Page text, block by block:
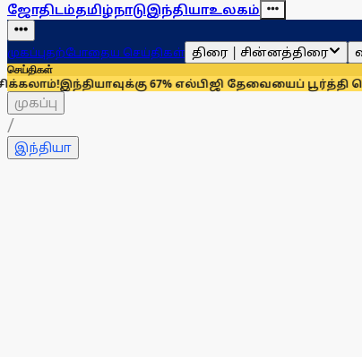
ஜோதிடம்தமிழ்நாடுஇந்தியாஉலகம்
முகப்புதற்போதைய செய்திகள் திரை | சின்னத்திரை
செய்திகள்
67% எல்பிஜி தேவையைப் பூர்த்தி செய்யும்
முகப்பு
/
இந்தியா